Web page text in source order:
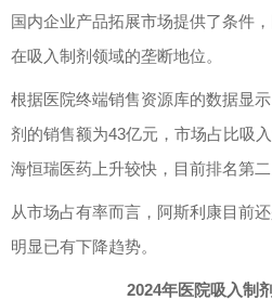
国内企业产品拓展市场提供了条件
在吸入制剂领域的垄断地位。
根据医院终端销售资源库的数据显示
剂的销售额为43亿元，市场占比吸
海恒瑞医药上升较快，目前排名第二
从市场占有率而言，阿斯利康目前
明显已有下降趋势。
2024年医院吸入制